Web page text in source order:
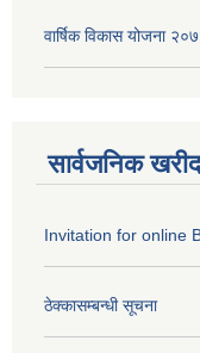
वार्षिक विकास योजना
सार्वजनिक
Invitation for online
ठेक्कासम्बन्धी सूचना